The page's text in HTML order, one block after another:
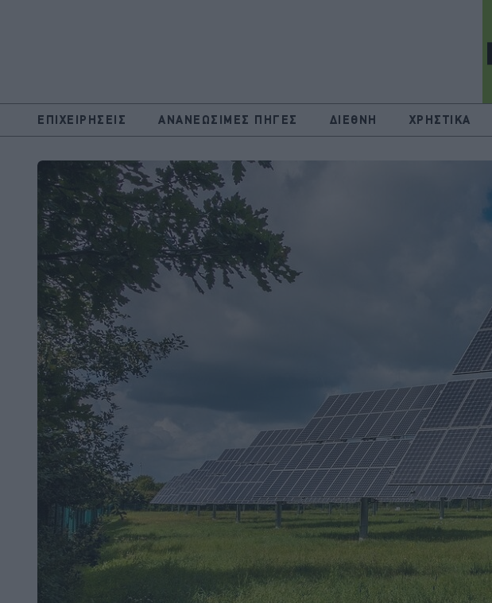
ΕΠΙΧΕΙΡΗΣΕΙΣ ΑΝΑΝΕΩΣΙΜΕΣ ΠΗΓΕΣ ΔΙΕΘΝΗ ΧΡΗΣΤΙΚΑ